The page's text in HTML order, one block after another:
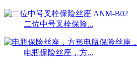
二位中号叉栓保险...
电瓶保险丝座，方...